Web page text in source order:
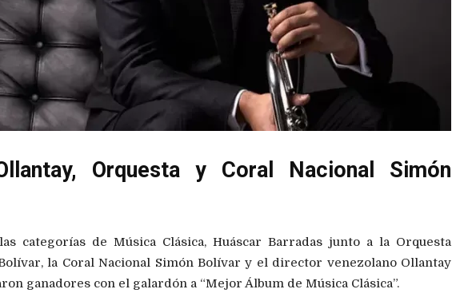
Orquesta y Coral Nacional Simón
categorías de Música Clásica, Huáscar Barradas junto a la Orquesta
la Coral Nacional Simón Bolívar y el director venezolano Ollantay
ganadores con el galardón a “Mejor Álbum de Música Clásica”.